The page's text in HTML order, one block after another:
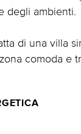
degli ambienti.
di una villa
comoda e